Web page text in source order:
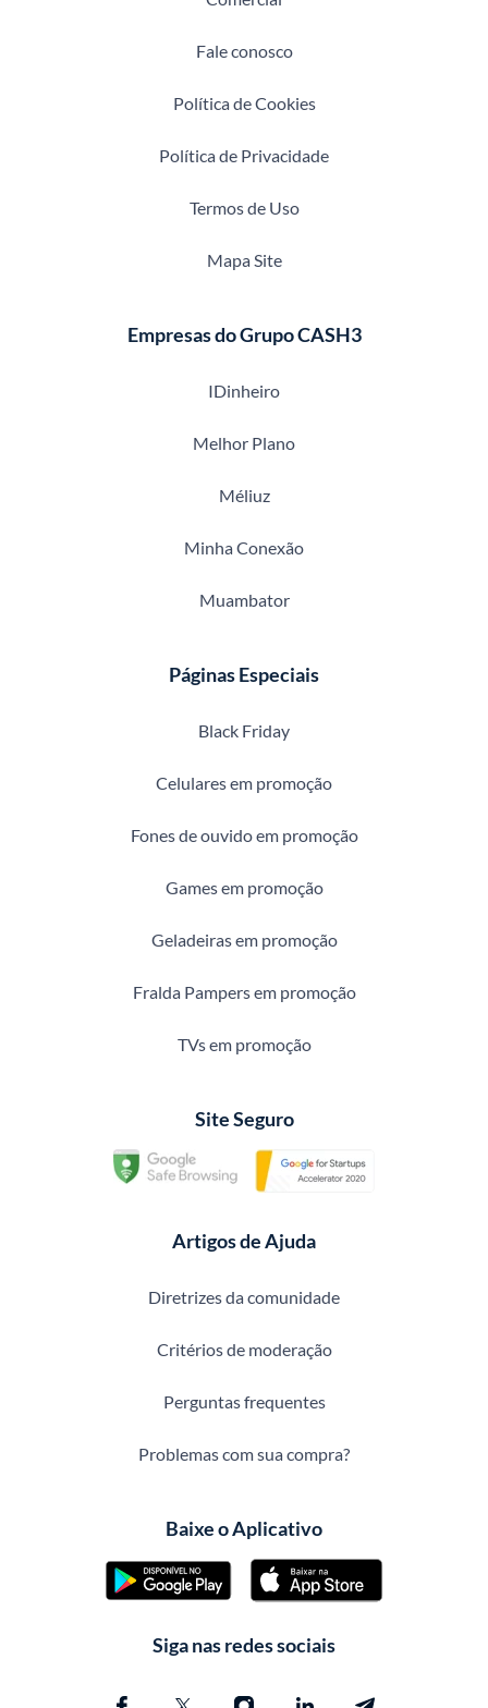
Fale conosco
Política de Cookies
Política de Privacidade
Termos de Uso
Mapa Site
Empresas do Grupo CASH3
IDinheiro
Melhor Plano
Méliuz
Minha Conexão
Muambator
Páginas Especiais
Black Friday
Celulares em promoção
Fones de ouvido em promoção
Games em promoção
Geladeiras em promoção
Fralda Pampers em promoção
TVs em promoção
Site Seguro
Artigos de Ajuda
Diretrizes da comunidade
Critérios de moderação
Perguntas frequentes
Problemas com sua compra?
Baixe o Aplicativo
Siga nas redes sociais